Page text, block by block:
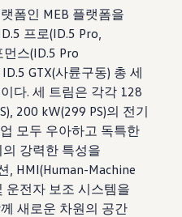
폼인 MEB 플랫폼을
프로(ID.5 Pro,
스(ID.5 Pro
GTX(사륜구동) 총 세
다. 세 트림은 각각 128
200 kW(299 PS)의 전기
모두 우아하고 독특한
강력한 특성을
, HMI(Human-Machine
운전자 보조 시스템을
새로운 차원의 공간